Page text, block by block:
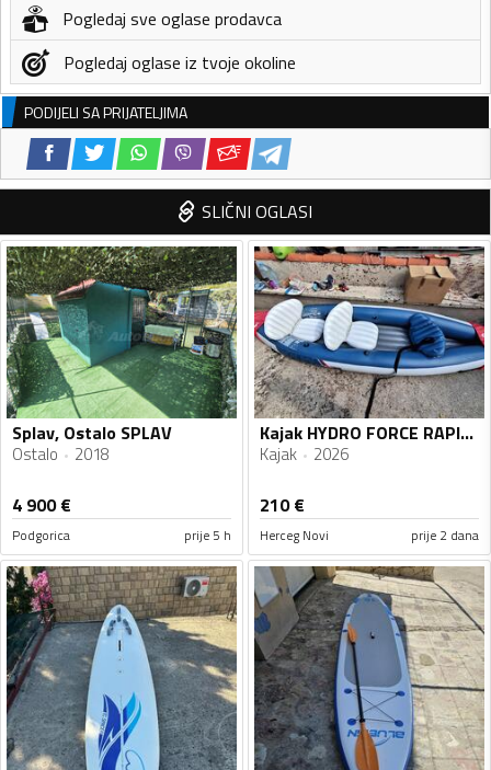
Pogledaj sve oglase prodavca
Pogledaj oglase iz tvoje okoline
PODIJELI SA PRIJATELJIMA
SLIČNI OGLASI
Splav, Ostalo SPLAV
Ostalo 2018
4 900€
Podgorica prije 5 h
Kajak HYDRO FORCE RAPID X3 KAYAK SET
Kajak 2026
210€
Herceg Novi prije 2 dana